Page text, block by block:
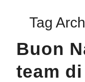
Tag
Buon
team